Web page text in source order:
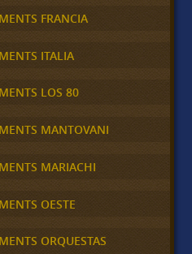
FRANCIA
ITALIA
LOS 80
MANTOVANI
MARIACHI
OESTE
ORQUESTAS